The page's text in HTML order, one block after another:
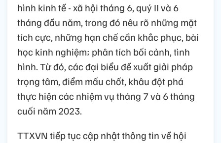
hình kinh tế - xã hội tháng 6, quý II và 6
tháng đầu năm, trong đó nêu rõ những mặt
tích cực, những hạn chế cần khắc phục, bài
học kinh nghiệm; phân tích bối cảnh, tình
hình. Từ đó, các đại biểu đề xuất giải pháp
trọng tâm, điểm mấu chốt, khâu đột phá
thực hiện các nhiệm vụ tháng 7 và 6 tháng
cuối năm 2023.
TTXVN tiếp tục cập nhật thông tin về hội